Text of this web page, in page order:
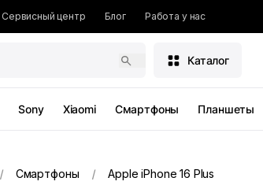
Сервисный центр Блог Работа у нас
Каталог
Sony Xiaomi Смартфоны Планшеты
Смартфоны Apple iPhone 16 Plus